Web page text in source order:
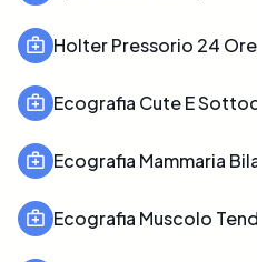
Holter Pressorio 24
Ecografia Cute E
Ecografia Mammaria
Ecografia Muscolo